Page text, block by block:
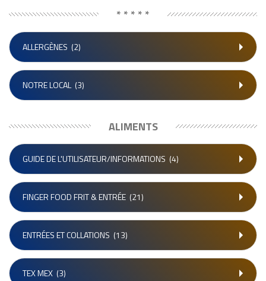
* * * * *
ALLERGÈNES (2)
NOTRE LOCAL(3)
ALIMENTS
GUIDE DE L'UTILISATEUR/INFORMATIONS (4)
FINGER FOOD FRIT & ENTRÉE (21)
ENTRÉES ET COLLATIONS (13)
TEX MEX (3)